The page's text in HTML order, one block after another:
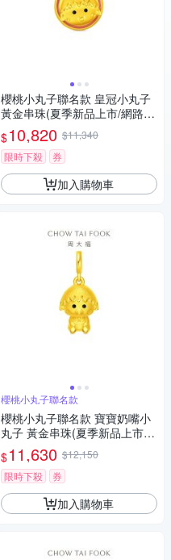
櫻桃小丸子聯名款 皇冠小丸子
黃金串珠(夏季新品上市/網路限
定款)
$10,820 $11,340
限時下殺
券
加入購物車
櫻桃小丸子聯名款
櫻桃小丸子聯名款 寶寶奶嘴小
丸子 黃金串珠(夏季新品上市/
網路限定款)
$11,630 $12,150
限時下殺
券
加入購物車